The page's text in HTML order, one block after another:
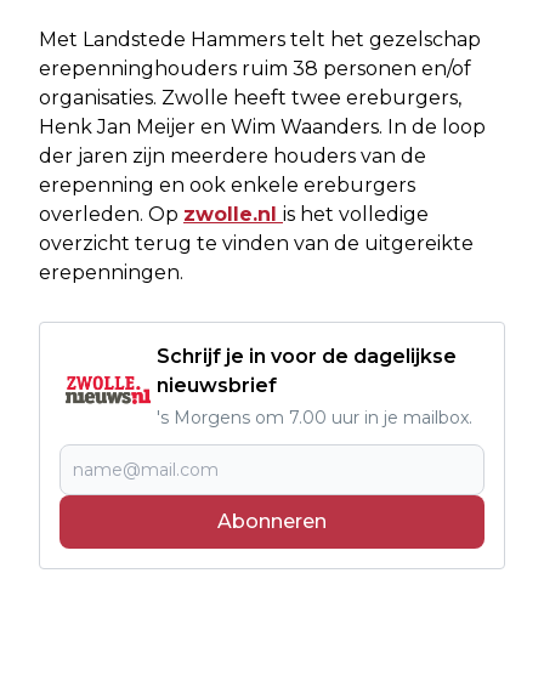
Met Landstede Hammers telt het gezelschap
erepenninghouders ruim 38 personen en/of
organisaties. Zwolle heeft twee ereburgers,
Henk Jan Meijer en Wim Waanders. In de loop
der jaren zijn meerdere houders van de
erepenning en ook enkele ereburgers
overleden. Op zwolle.nl is het volledige
overzicht terug te vinden van de uitgereikte
erepenningen.
Schrijf je in voor de dagelijkse
nieuwsbrief
's Morgens om 7.00 uur in je mailbox.
Abonneren